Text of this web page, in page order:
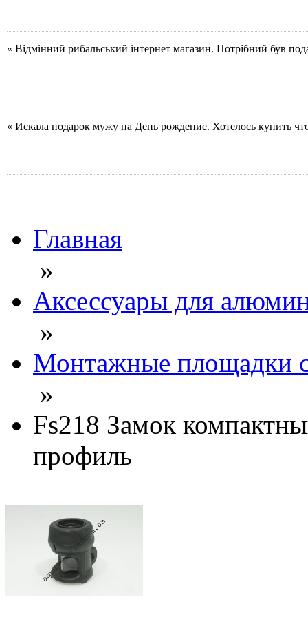
« Відмінний рибальський інтернет магазин. Потрібний був
« Искала подарок мужу на День рождение. Хотелось купить
Главная
»
Аксессуары для
»
Монтажные площадки
»
Fs218 Замок
профиль